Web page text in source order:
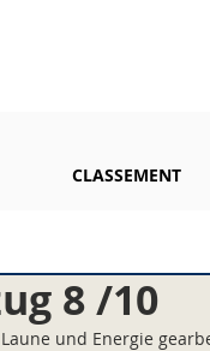
CLASSEMENT
8 /10
und Energie